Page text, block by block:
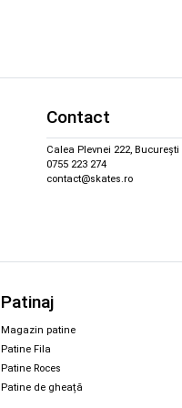
Contact
Calea Plevnei 222, București
0755 223 274
contact@skates.ro
Patinaj
Magazin patine
Patine Fila
Patine Roces
Patine de gheață